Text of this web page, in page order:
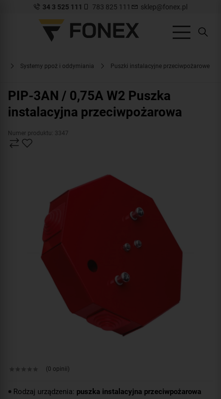
34 3 525 111 783 825 111 sklep@fonex.pl
Systemy ppoż i oddymiania Puszki instalacyjne przeciwpożarowe
PIP-3AN / 0,75A W2 Puszka
instalacyjna przeciwpożarowa
Numer produktu: 3347
(0 opinii)
Rodzaj urządzenia: puszka instalacyjna przeciwpożarowa